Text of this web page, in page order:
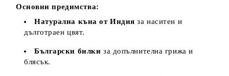
Основни предимства:
Натурална къна от Индия за наситен и
дълготраен цвят.
Български билки за допълнителна грижа и
блясък.